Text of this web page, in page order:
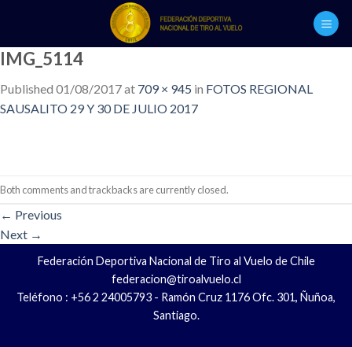
content
IMG_5114
Published 01/08/2017at 709 × 945 in FOTOS REGIONAL
SAUSALITO 29 Y 30 DE JULIO 2017
Both comments and trackbacks are currently closed.
← Previous
Next →
Federación Deportiva Nacional de Tiro al Vuelo de Chile
federacion@tiroalvuelo.cl
Teléfono : +56 2 24005793 - Ramón Cruz 1176 Ofc. 301, Ñuñoa,
Santiago.